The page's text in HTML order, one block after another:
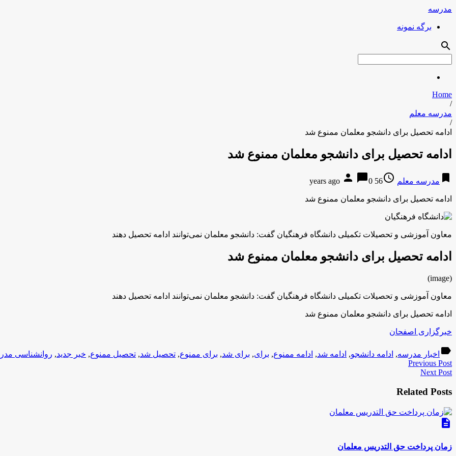
مدرسه
برگه نمونه
search
Home
/
مدرسه معلم
/
ادامه تحصیل برای دانشجو معلمان ممنوع شد
ادامه تحصیل برای دانشجو معلمان ممنوع شد
bookmark مدرسه معلم access_time
56 years ago
person chat_bubble0
ادامه تحصیل برای دانشجو معلمان ممنوع شد
معاون آموزشی و تحصیلات تکمیلی دانشگاه فرهنگیان گفت: دانشجو معلمان نمی‌توانند ادامه تحصیل دهند
ادامه تحصیل برای دانشجو معلمان ممنوع شد
(image)
معاون آموزشی و تحصیلات تکمیلی دانشگاه فرهنگیان گفت: دانشجو معلمان نمی‌توانند ادامه تحصیل دهند
ادامه تحصیل برای دانشجو معلمان ممنوع شد
خبرگزاری اصفحان
label اخبار مدرسه, ادامه دانشجو, ادامه شد, ادامه ممنوع, برای, برای شد, برای ممنوع, تحصیل شد, تحصیل ممنوع, خبر جدید, روانشناسی
Previous Post
Next Post
Related Posts
description
زمان پرداخت حق التدریس معلمان